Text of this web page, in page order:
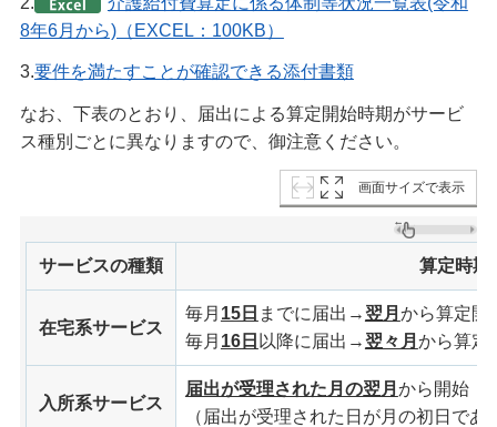
8年6月から)（EXCEL：100KB）
3.要件を満たすことが確認できる添付書類
なお、下表のとおり、届出による算定開始時期がサービ
ス種別ごとに異なりますので、御注意ください。
画面サイズで表示
サービスの種類 算定時期
在宅系サービス
毎月 15日 までに届出→ 翌月 から算定開
毎月 16日 以降に届出→ 翌々月 から算定
入所系サービス
届出が受理された月の翌月 から開始
（届出が受理された日が月の初日で